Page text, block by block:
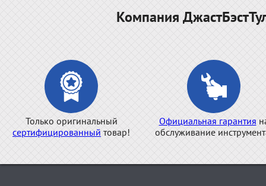
Компания
Только оригинальный
сертифицированный товар!
Официальная гарантия
обслуживание